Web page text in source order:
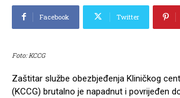
Facebook Twitter
Foto: KCCG
Zaštitar službe obezbjeđenja Kliničkog
(KCCG) brutalno je napadnut i povrijeđen